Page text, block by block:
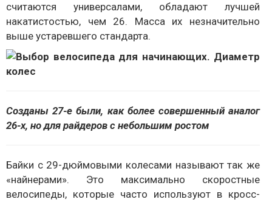
считаются универсалами, обладают лучшей
накатистостью, чем 26. Масса их незначительно
выше устаревшего стандарта.
Созданы 27-е были, как более совершенный аналог
26-х, но для райдеров с небольшим ростом
Байки с 29-дюймовыми колесами называют так же
«найнерами». Это максимально скоростные
велосипеды, которые часто используют в кросс-